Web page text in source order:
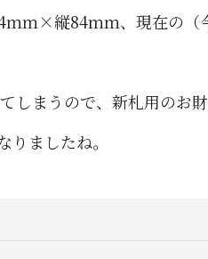
ｍ×縦84ｍｍ、現在の（
しまうので、新札用のお
ましたね。